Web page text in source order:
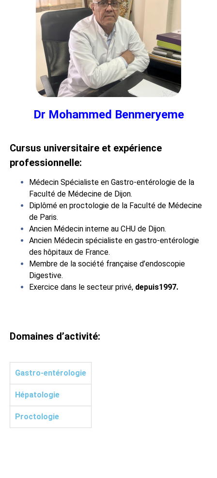
Dr Mohammed Benmeryeme
Cursus universitaire et expérience
professionnelle:
Médecin Spécialiste en Gastro-entérologie de la
Faculté de Médecine de Dijon.
Diplômé en proctologie de la Faculté de Médecine
de Paris.
Ancien Médecin interne au CHU de Dijon.
Ancien Médecin spécialiste en gastro-entérologie
des hôpitaux de France.
Membre de la société française d’endoscopie
Digestive.
Exercice dans le secteur privé, depuis1997.
Domaines d’activité:
Gastro-entérologie
Hépatologie
Proctologie